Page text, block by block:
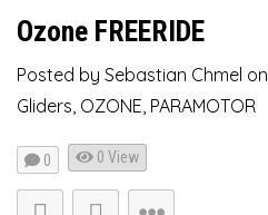
Ozone FREERIDE
Posted by Sebastian Chmel on
Gliders OZONE PARAMOTOR
0 0 View